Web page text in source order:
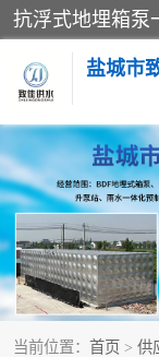
盐城市
当前位置： 首页 > 供
消防一体化水箱
一体化污水泵站